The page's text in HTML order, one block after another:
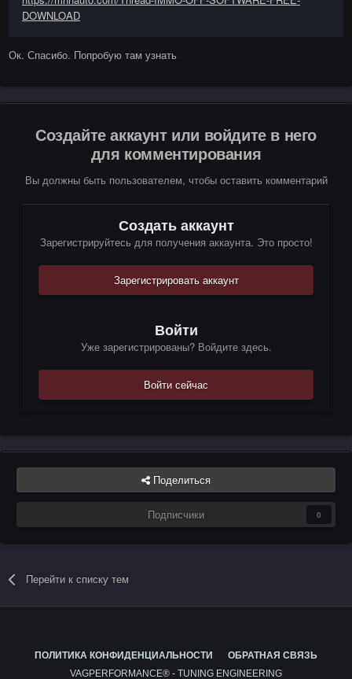
DOWNLOAD
Ок. Спасибо. Попробую там узнать
Создайте аккаунт или войдите в него
для комментирования
Вы должны быть пользователем, чтобы оставить комментарий
Создать аккаунт
Зарегистрируйтесь для получения аккаунта. Это просто!
Зарегистрировать аккаунт
Войти
Уже зарегистрированы? Войдите здесь.
Войти сейчас
Поделиться
Подписчики 0
Перейти к списку тем
ПОЛИТИКА КОНФИДЕНЦИАЛЬНОСТИ
ОБРАТНАЯ СВЯЗЬ
VAGPERFORMANCE® - TUNING ENGINEERING